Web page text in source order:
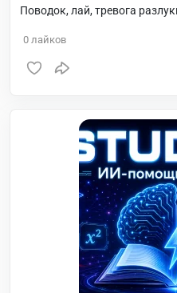
Поводок, лай, тревога
0 лайков